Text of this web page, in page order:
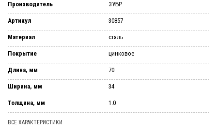
Производитель ЗУБР
Артикул 30857
Материал сталь
Покрытие цинковое
Длина, мм 70
Ширина, мм 34
Толщина, мм 1.0
ВСЕ ХАРАКТЕРИСТИКИ